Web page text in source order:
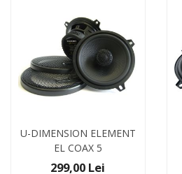
U-DIMENSION ELEMENT
EL COAX 5
299,00 Lei